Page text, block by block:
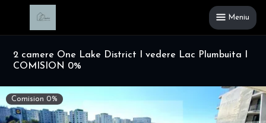
Meniu
2 camere One Lake District I vedere Lac Plumbuita I
COMISION 0%
Comision 0%